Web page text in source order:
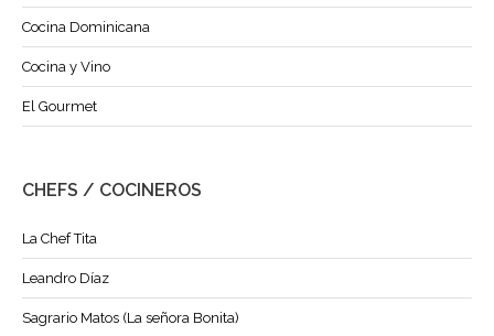
Cocina Dominicana
Cocina y Vino
El Gourmet
CHEFS / COCINEROS
La Chef Tita
Leandro Díaz
Sagrario Matos (La señora Bonita)